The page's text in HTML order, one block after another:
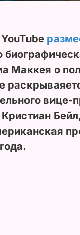
Маккея о
вице-